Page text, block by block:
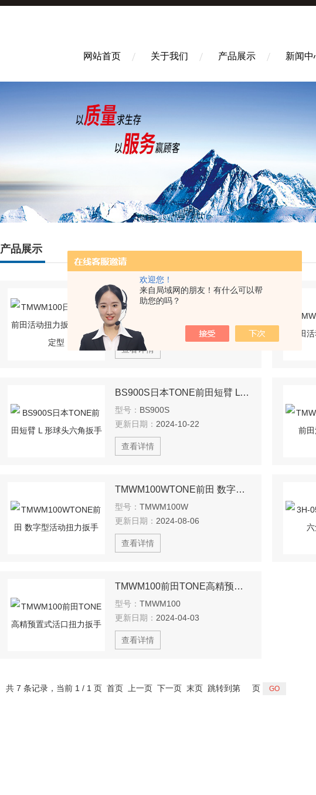
欢迎您！
来自局域网的朋友！有什么可以帮
助您的吗？
网站首页 关于我们 产品展示 新闻中
产品展示
TMWM100日本TONE前田活动扭力扳手直接设定型
型号：
更新日期：
2024-10-29
查看详情
BS900S日本TONE前田短臂 L 形球头六角扳手
型号： BS900S
更新日期： 2024-10-22
查看详情
TMWM100WTONE前田 数字型活动扭力扳手
型号： TMWM100W
更新日期： 2024-08-06
查看详情
TMWM100前田TONE高精预置式活口扭力扳手
型号： TMWM100
更新日期： 2024-04-03
查看详情
共 7 条记录，当前 1 / 1 页 首页 上一页 下一页 末页 跳转到第 页